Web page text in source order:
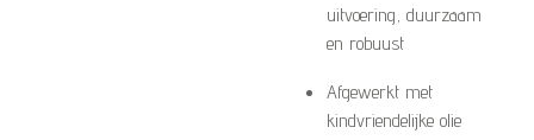
uitvoering, duurzaam
en robuust
Afgewerkt met
kindvriendelijke olie